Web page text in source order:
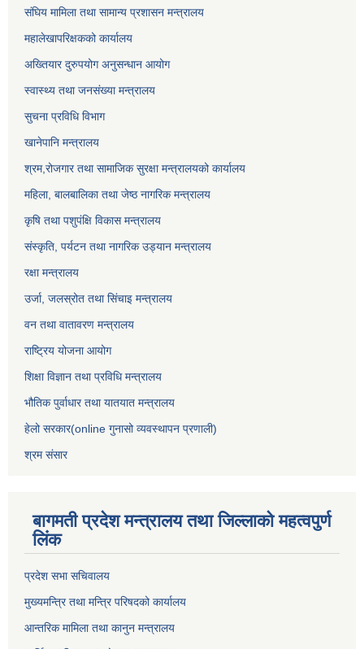
संघिय मामिला तथा सामान्य प्रशासन मन्त्रालय
महालेखापरिक्षकको कार्यालय
अख्तियार दुरुपयोग अनुसन्धान आयोग
स्वास्थ्य तथा जनसंख्या मन्त्रालय
सुचना प्रविधि विभाग
खानेपानि मन्त्रालय
श्रम,रोजगार तथा सामाजिक सुरक्षा मन्त्रालयको कार्यालय
महिला, बालबालिका तथा जेष्ठ नागरिक मन्त्रालय
कृषि तथा पशुपंक्षि विकास मन्त्रालय
संस्कृति, पर्यटन तथा नागरिक उड्‍यान मन्त्रालय
रक्षा मन्त्रालय
उर्जा, जलस्रोत तथा सिंचाइ मन्त्रालय
वन तथा वातावरण मन्त्रालय
राष्ट्रिय योजना आयोग
शिक्षा विज्ञान तथा प्रविधि मन्त्रालय
भौतिक पुर्वाधार तथा यातयात मन्त्रालय
हेलो सरकार(online गुनासो व्यवस्थापन प्रणाली)
श्रम संसार
बागमती प्रदेश मन्त्रालय तथा जिल्लाको महत्वपुर्ण
लिंक
प्रदेश सभा सचिवालय
मुख्यमन्त्रि तथा मन्त्रि परिषदको कार्यालय
आन्तरिक मामिला तथा कानुन मन्त्रालय